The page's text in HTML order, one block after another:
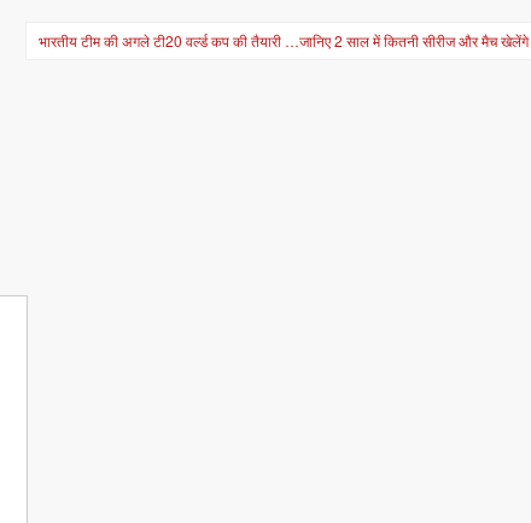
भारतीय टीम की अगले टी20 वर्ल्ड कप की तैयारी …जानिए 2 साल में कितनी सीरीज और मैच खेलेंगे